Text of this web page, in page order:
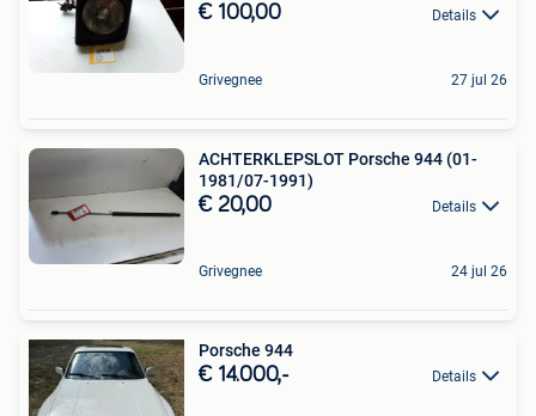
€ 100,00 Details
Grivegnee 27 jul 26
ACHTERKLEPSLOT Porsche 944 (01-
1981/07-1991)
€ 20,00 Details
Grivegnee 24 jul 26
Porsche 944
€ 14.000,- Details